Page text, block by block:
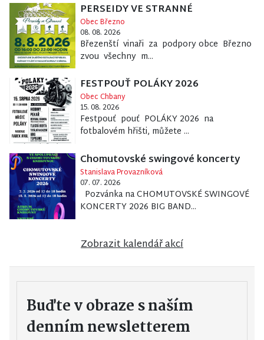
PERSEIDY VE STRANNÉ
Obec Březno
08. 08. 2026
Březenští vinaři za podpory obce Březno
zvou všechny m...
FESTPOUŤ POLÁKY 2026
Obec Chbany
15. 08. 2026
Festpouť pouť POLÁKY 2026 na
fotbalovém hřišti, můžete ...
Chomutovské swingové koncerty
Stanislava Provazníková
07. 07. 2026
Pozvánka na CHOMUTOVSKÉ SWINGOVÉ
KONCERTY 2026 BIG BAND...
Zobrazit kalendář akcí
Buďte v obraze s naším
denním newsletterem